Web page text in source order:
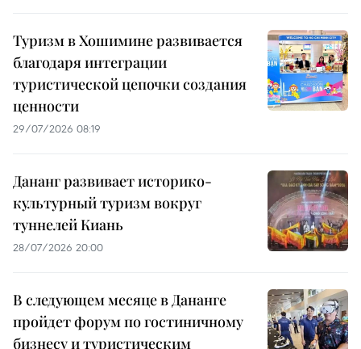
Туризм в Хошимине развивается
благодаря интеграции
туристической цепочки создания
ценности
29/07/2026 08:19
Дананг развивает историко-
культурный туризм вокруг
туннелей Киань
28/07/2026 20:00
В следующем месяце в Дананге
пройдет форум по гостиничному
бизнесу и туристическим